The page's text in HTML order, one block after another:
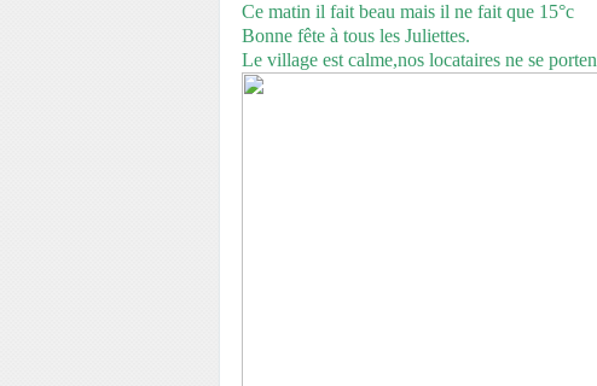
Ce matin il fait beau mais il ne fait que 15°c
Bonne fête à tous les Juliettes.
Le village est calme,nos locataires ne se